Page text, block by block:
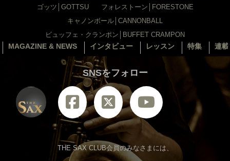
ゴッツ│GOTTSU
フォレストーン│FORESTONE
キャノンボール│CANNONBALL
ビュッフェ・クランポン│BUFFET CRAMPON
MAGAZINE & NEWS インタビュー レッスン 特集 連
SNSをフォロー
THE SAX CLUB会員のみなさまには、